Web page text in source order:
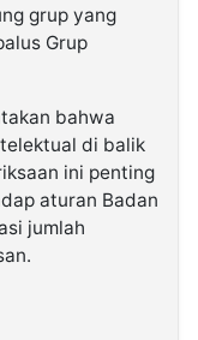
grup yang
Grup
bahwa
di balik
ini penting
aturan Badan
jumlah